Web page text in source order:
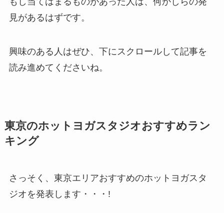
見があるはずです。
興味のある人はぜひ、下にスクロールして記事を
読み進めてくださいね。
東京のホットヨガスタジオおすすめラン
キング
さっそく、東京エリアおすすめのホットヨガスタ
ジオを発表します・・・!